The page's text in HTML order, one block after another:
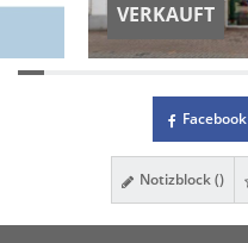
VERKAUFT
Facebook
Notizblock ()